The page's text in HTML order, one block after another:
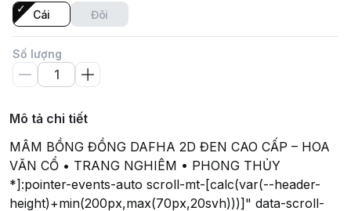
Cái
Đôi
Số lượng
Mô tả chi tiết
MÂM BỒNG ĐỒNG DAFHA 2D ĐEN CAO CẤP – HOA
VĂN CỔ • TRANG NGHIÊM • PHONG THỦY
*]:pointer-events-auto scroll-mt-[calc(var(--header-
height)+min(200px,max(70px,20svh)))]" data-scroll-